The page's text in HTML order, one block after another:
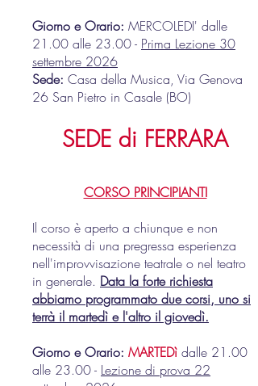
Giorno e Orario: MERCOLEDI' dalle
21.00 alle 23.00 - Prima Lezione 30
settembre 2026
Sede: Casa della Musica, Via Genova
26 San Pietro in Casale (BO)
SEDE di FERRARA
CORSO PRINCIPIANTI
Il corso è aperto a chiunque e non
necessità di una pregressa esperienza
nell'improvvisazione teatrale o nel teatro
in generale. Data la forte richiesta
abbiamo programmato due corsi, uno si
terrà il martedì e l'altro il giovedì.
Giorno e Orario: MARTEDì dalle 21.00
alle 23.00 - Lezione di prova 22